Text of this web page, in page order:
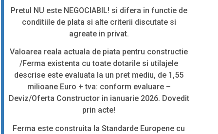
Pretul NU este NEGOCIABIL! si difera in functie de
conditiile de plata si alte criterii discutate si
agreate in privat.
Valoarea reala actuala de piata pentru constructie
/Ferma existenta cu toate dotarile si utilajele
descrise este evaluata la un pret mediu, de 1,55
milioane Euro + tva: conform evaluare –
Deviz/Oferta Constructor in ianuarie 2026. Dovedit
prin acte!
Ferma este construita la Standarde Europene cu